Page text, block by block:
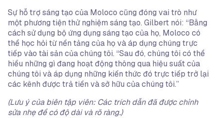
Sự hỗ trợ sáng tạo của Moloco cũng đóng vai trò như
một phương tiện thử nghiệm sáng tạo. Gilbert nói: “Bằng
cách sử dụng bộ ứng dụng sáng tạo của họ, Moloco có
thể học hỏi từ nền tảng của họ và áp dụng chúng trực
tiếp vào tài sản của chúng tôi. “Sau đó, chúng tôi có thể
hiểu những gì đang hoạt động thông qua hiệu suất của
chúng tôi và áp dụng những kiến thức đó trực tiếp trở lại
các kênh được trả tiền và sở hữu của chúng tôi.”
(Lưu ý của biên tập viên: Các trích dẫn đã được chỉnh
sửa nhẹ để có độ dài và rõ ràng.)